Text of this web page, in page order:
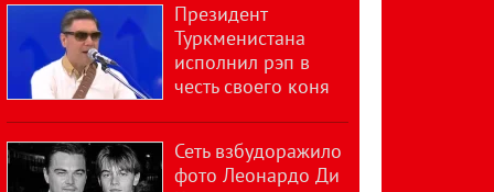
Президент
Туркменистана
исполнил рэп в
честь своего коня
Сеть взбудоражило
фото Леонардо Ди